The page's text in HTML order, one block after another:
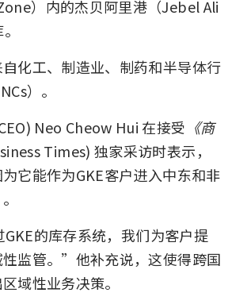
）内的杰贝阿里港（Jebel Ali
化工、制造业、制药和半导体行
）。
Neo Cheow Hui 在接受 《商
Times) 独家采访时表示，
它能作为GKE客户进入中东和非
的库存系统，我们为客户提
监管。”他补充说，这使得跨国
域性业务决策。